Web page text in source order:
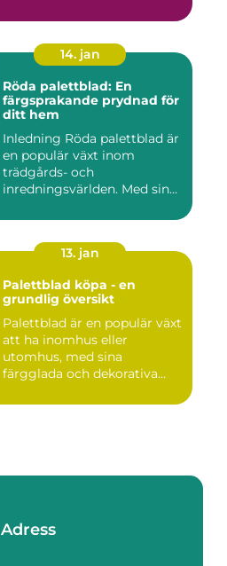
14. jan
Röda palettblad: En
färgsprakande prydnad för
ditt hem
Inledning Röda palettblad är
en populär växt inom
trädgårds- och
inredningsvärlden. Med sina
13. jan
Palettblad köpa - en
grundlig översikt
Palettblad är en populär växt
att ha inomhus eller
utomhus, med sina
färgglada och dekorativa
Adress